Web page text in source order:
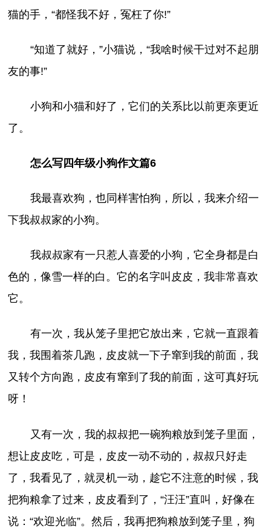
猫的手，“都怪我不好，冤枉了你!”
“知道了就好，”小猫说，“我啥时候干过对不起朋
友的事!”
小狗和小猫和好了，它们的关系比以前更亲更近
了。
怎么写四年级小狗作文篇6
我最喜欢狗，也同样害怕狗，所以，我来介绍一
下我叔叔家的小狗。
我叔叔家有一只惹人喜爱的小狗，它全身都是白
色的，像雪一样的白。它的名字叫皮皮，我非常喜欢
它。
有一次，我从笼子里把它放出来，它就一直跟着
我，我围着茶几跑，皮皮就一下子窜到我的前面，我
又转个方向跑，皮皮有窜到了我的前面，这可真好玩
呀！
又有一次，我的叔叔把一碗狗粮放到笼子里面，
想让皮皮吃，可是，皮皮一动不动的，叔叔只好走
了，我看见了，就灵机一动，趁它不注意的时候，我
把狗粮拿了过来，皮皮看到了，“汪汪”直叫，好像在
说：“欢迎光临”。然后，我再把狗粮放到笼子里，狗